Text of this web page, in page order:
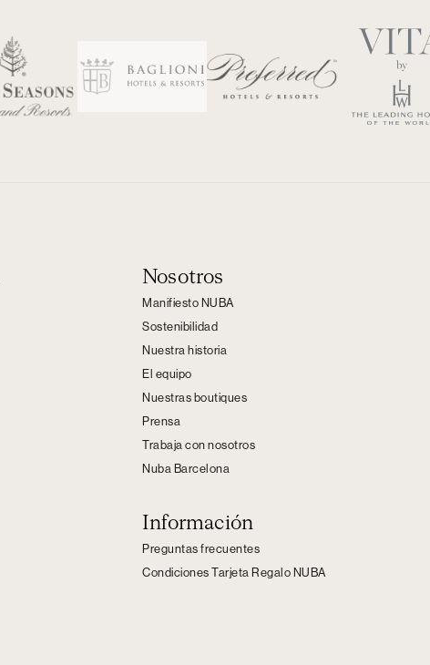
Nosotros
Manifiesto NUBA
Sostenibilidad
Nuestra historia
El equipo
Nuestras boutiques
Prensa
Trabaja con nosotros
Nuba Barcelona
Información
Preguntas frecuentes
Condiciones Tarjeta Regalo NUBA